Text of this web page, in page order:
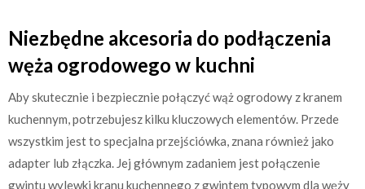
Niezbędne akcesoria do podłączenia
węża ogrodowego w kuchni
Aby skutecznie i bezpiecznie połączyć wąż ogrodowy z kranem
kuchennym, potrzebujesz kilku kluczowych elementów. Przede
wszystkim jest to specjalna przejściówka, znana również jako
adapter lub złączka. Jej głównym zadaniem jest połączenie
gwintu wylewki kranu kuchennego z gwintem typowym dla węży